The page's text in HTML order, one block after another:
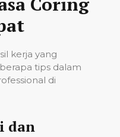
kerja yang
tips dalam
di
dan